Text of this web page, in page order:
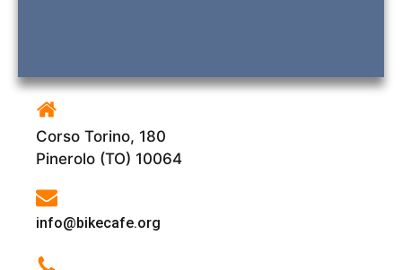
Corso Torino, 180
Pinerolo (TO) 10064
info@bikecafe.org